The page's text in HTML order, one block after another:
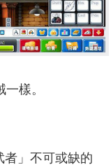
樣。
者」不可或缺的